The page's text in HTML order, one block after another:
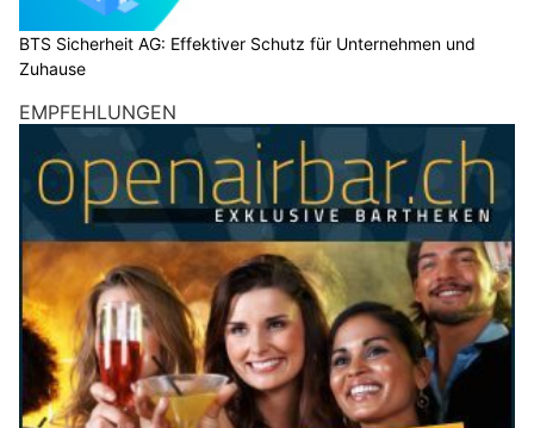
BTS Sicherheit AG: Effektiver Schutz für Unternehmen und
Zuhause
EMPFEHLUNGEN